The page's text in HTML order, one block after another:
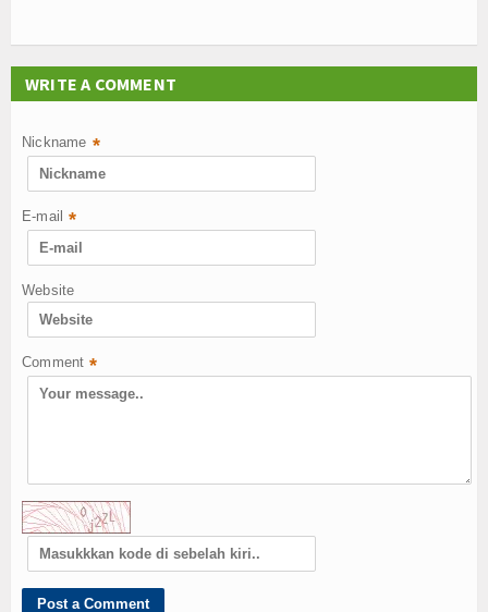
WRITE A COMMENT
Nickname *
E-mail *
Website
Comment *